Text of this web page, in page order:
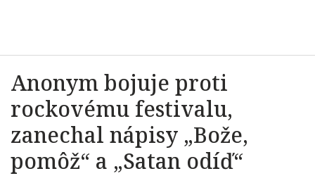
Anonym bojuje proti
rockovému festivalu,
zanechal nápisy „Bože,
pomôž“ a „Satan odíď“